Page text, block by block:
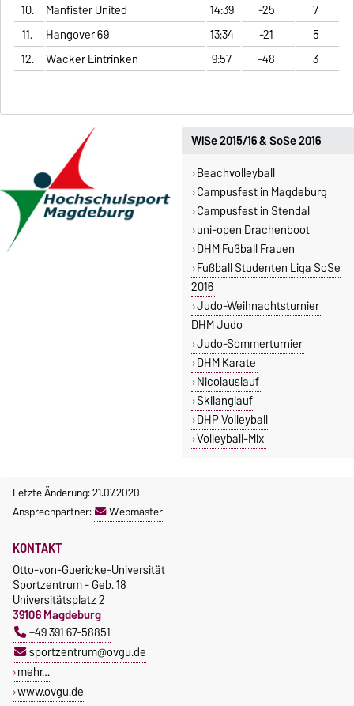
10.
Manfister United 14:39 -25
7
11.
Hangover 69 13:34 -21
5
12.
Wacker Eintrinken 9:57 -48 3
WiSe 2015/16 & SoSe 2016
Beachvolleyball
Campusfest in Magdeburg
Campusfest in Stendal
uni-open Drachenboot
DHM Fußball Frauen
Fußball Studenten Liga SoSe
2016
Judo-Weihnachtsturnier
DHM Judo
Judo-Sommerturnier
DHM Karate
Nicolauslauf
Skilanglauf
DHP Volleyball
Volleyball-Mix
Letzte Änderung: 21.07.2020
Ansprechpartner:
Webmaster
KONTAKT
Otto-von-Guericke-Universität
Sportzentrum - Geb. 18
Universitätsplatz 2
39106 Magdeburg
+49 391 67-58851
sportzentrum@ovgu.de
mehr…
www.ovgu.de